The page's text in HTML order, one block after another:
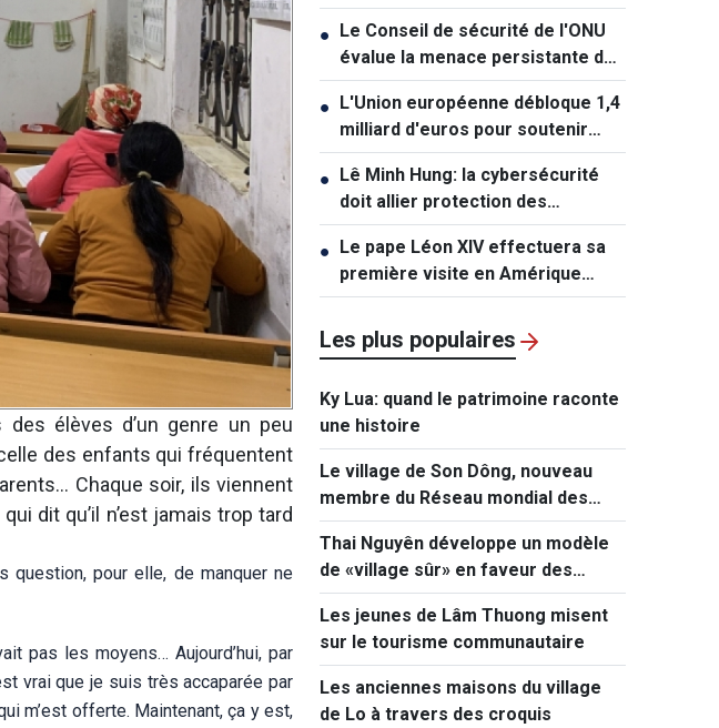
élèves d’un genre un peu
des enfants qui fréquentent
Chaque soir, ils viennent
dit qu’il n’est jamais trop tard
question, pour elle, de manquer ne
pas les moyens… Aujourd’hui, par
vrai que je suis très accaparée par
m’est offerte. Maintenant, ça y est,
célébrant le cinquantenaire des
relations diplomatiques
● Le Conseil de sécurité de l'ONU
évalue la menace persistante de
l'État islamique
● L'Union européenne débloque 1,4
milliard d'euros pour soutenir
l'Ukraine
● Lê Minh Hung: la cybersécurité
doit allier protection des
systèmes et protection des
personnes
● Le pape Léon XIV effectuera sa
première visite en Amérique
latine
Les plus populaires
Ky Lua: quand le patrimoine raconte
une histoire
Le village de Son Dông, nouveau
membre du Réseau mondial des
villes créatives
Thai Nguyên développe un modèle
de «village sûr» en faveur des
femmes et des enfants
Les jeunes de Lâm Thuong misent
sur le tourisme communautaire
Les anciennes maisons du village
de Lo à travers des croquis